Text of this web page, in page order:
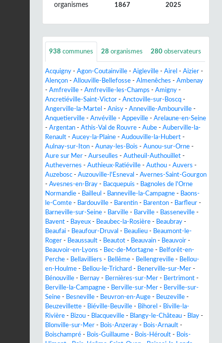
organismes 1867 2025
938 communes 28 organismes 280 observateurs
Acquigny - Agon-Coutainville - Aigleville - Airel - Aizier -
Alençon - Allouville-Bellefosse - Almenêches - Ambenay
- Amfreville - Amfreville-les-Champs - Amigny -
Ancretiéville-Saint-Victor - Anctoville-sur-Boscq -
Angerville-la-Martel - Anisy - Anneville-Ambourville -
Anquetierville - Anvéville - Appeville - Arelaune-en-Seine
- Argentan - Athis-Val de Rouvre - Aube - Auberville-la-
Renault - Aucey-la-Plaine - Audouville-la-Hubert -
Aulnay-sur-Iton - Aunay-les-Bois - Aunou-sur-Orne -
Aure sur Mer - Aurseulles - Autheuil-Authouillet -
Authevernes - Authieux-Ratiéville - Authou - Auvers -
Auzebosc - Auzouville-l'Esneval - Avernes-Saint-Gourgon
- Avesnes-en-Bray - Bacquepuis - Bagnoles de l'Orne
Normandie - Bailleul - Banneville-la-Campagne - Baons-
le-Comte - Bardouville - Barentin - Barenton - Barfleur -
Barneville-sur-Seine - Barville - Barville - Basseneville -
Bavent - Bayeux - Beaubec-la-Rosière - Beaubray -
Beaufai - Beaufour-Druval - Beaulieu - Beaumont-le-
Roger - Beaussault - Beautot - Beauvain - Beauvoir -
Beauvoir-en-Lyons - Bec-de-Mortagne - Belforêt-en-
Perche - Bellavilliers - Bellême - Bellengreville - Bellou-
en-Houlme - Bellou-le-Trichard - Benerville-sur-Mer -
Bénouville - Bernay - Bernières-sur-Mer - Bertrimont -
Berville-la-Campagne - Berville-sur-Mer - Berville-sur-
Seine - Besneville - Beuvron-en-Auge - Beuzeville -
Beuzevillette - Biéville-Beuville - Bihorel - Biville-la-
Rivière - Bizou - Blacqueville - Blangy-le-Château - Blay -
Blonville-sur-Mer - Bois-Anzeray - Bois-Arnault -
Boischampré - Bois-Guillaume - Bois-Héroult - Bois-